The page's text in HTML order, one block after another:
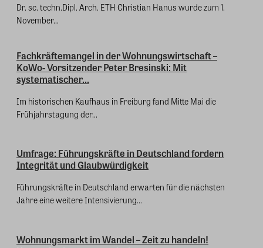
Dr. sc. techn.Dipl. Arch. ETH Christian Hanus wurde zum 1.
November...
Fachkräftemangel in der Wohnungswirtschaft –
KoWo- Vorsitzender Peter Bresinski: Mit
systematischer...
Im historischen Kaufhaus in Freiburg fand Mitte Mai die
Frühjahrstagung der...
Umfrage: Führungskräfte in Deutschland fordern
Integrität und Glaubwürdigkeit
Führungskräfte in Deutschland erwarten für die nächsten
Jahre eine weitere Intensivierung...
Wohnungsmarkt im Wandel – Zeit zu handeln!